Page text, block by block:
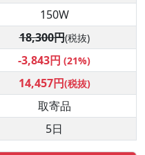
150W
18,300円(税抜)
-3,843円 (21%)
14,457円(税抜)
取寄品
5日